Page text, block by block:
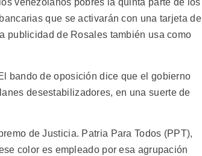
venezolanos pobres la quinta parte de los
que se activarán con una tarjeta de
publicidad de Rosales también usa como
bando de oposición dice que el gobierno
desestabilizadores, en una suerte de
de Justicia. Patria Para Todos (PPT),
color es empleado por esa agrupación